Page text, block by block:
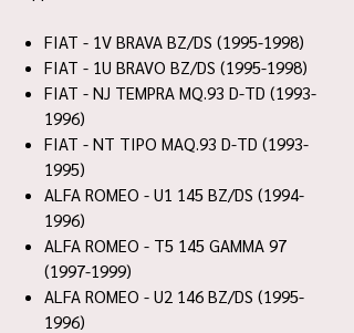
FIAT - 1V BRAVA BZ/DS (1995-1998)
FIAT - 1U BRAVO BZ/DS (1995-1998)
FIAT - NJ TEMPRA MQ.93 D-TD (1993-
1996)
FIAT - NT TIPO MAQ.93 D-TD (1993-
1995)
ALFA ROMEO - U1 145 BZ/DS (1994-
1996)
ALFA ROMEO - T5 145 GAMMA 97
(1997-1999)
ALFA ROMEO - U2 146 BZ/DS (1995-
1996)